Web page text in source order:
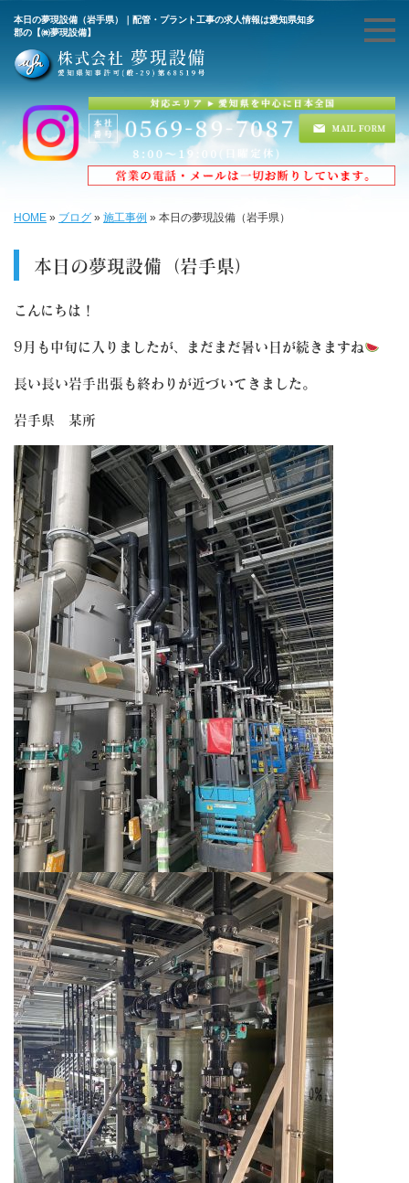
本日の夢現設備（岩手県）｜配管・プラント工事の求人情報は愛知県知多
郡の【㈱夢現設備】
HOME » ブログ » 施工事例 » 本日の夢現設備（岩手県）
本日の夢現設備（岩手県）
こんにちは！
9月も中旬に入りましたが、まだまだ暑い日が続きますね
長い長い岩手出張も終わりが近づいてきました。
岩手県 某所